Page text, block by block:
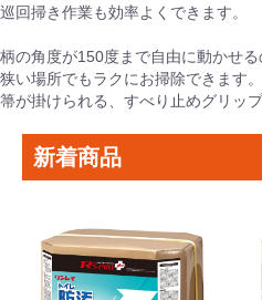
巡回掃き作業も効率よくできます。
柄の角度が150度まで自由に動かせる
狭い場所でもラクにお掃除できます。
箒が掛けられる、すべり止めグリップ
新着商品